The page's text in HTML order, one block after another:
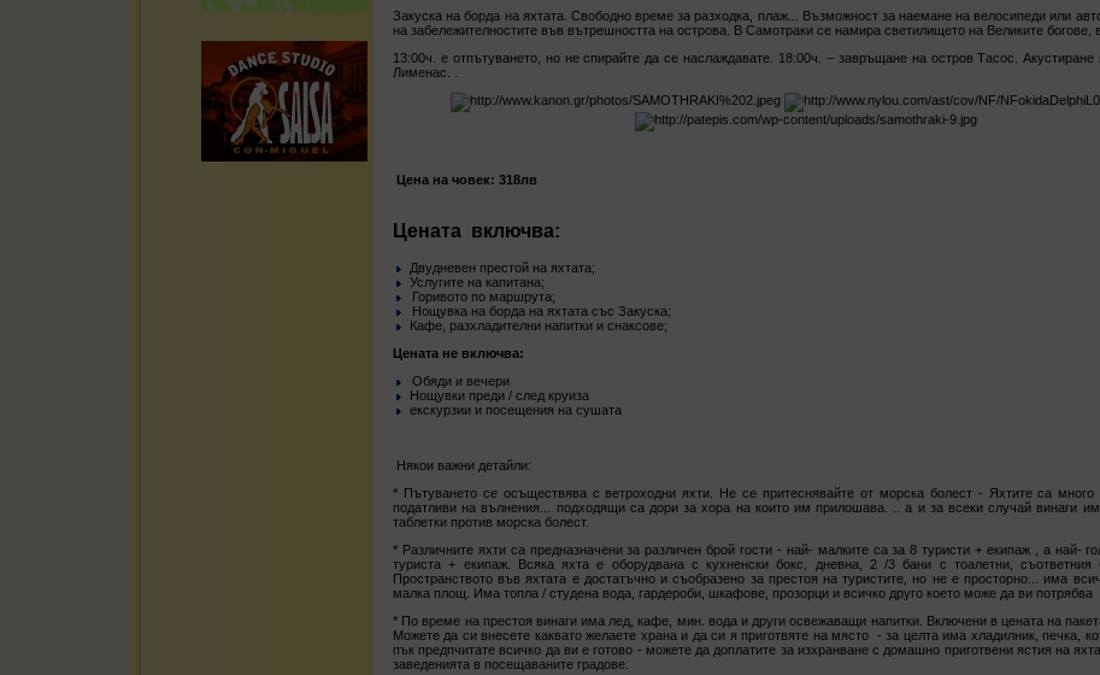
Закуска на борда на яхтата. Свободно време за разходка, плаж... Възможност за наемане на велосипеди или
на забележителностите във вътрешността на острова. В Самотраки се намира светилището на Великите богове,
13:00ч. е отпътуването, но не спирайте да се наслаждавате. 18:00ч. – завръщане на остров Тасос. Акустиране
Лименас. .
Цена на човек: 318лв
Цената включва:
Двудневен престой на яхтата;
Услугите на капитана;
Горивото по маршрута;
Нощувка на борда на яхтата със Закуска;
Кафе, разхладителни напитки и снаксове;
Цената не включва:
Обяди и вечери
Нощувки преди / след круиза
екскурзии и посещения на сушата
Някои важни детайли:
* Пътуването се осъществява с ветроходни яхти. Не се притеснявайте от морска болест - Яхтите са много
податливи на вълнения... подходящи са дори за хора на които им прилошава. .. а и за всеки случай винаги
таблетки против морска болест.
* Различните яхти са предназначени за различен брой гости - най- малките са за 8 туристи + екипаж , а най-
туриста + екипаж. Всяка яхта е оборудвана с кухненски бокс, дневна, 2 /3 бани с тоалетни, съответния
Пространството във яхтата е достатъчно и съобразено за престоя на туристите, но не е просторно... има
малка площ. Има топла / студена вода, гардероби, шкафове, прозорци и всичко друго което може да ви потрябва
* По време на престоя винаги има лед, кафе, мин. вода и други освежаващи напитки. Включени в цената на
Можете да си внесете каквато желаете храна и да си я приготвяте на място - за целта има хладилник, печка,
пък предпчитате всичко да ви е готово - можете да доплатите за изхранване с домашно приготвени ястия на
заведенията в посещаваните градове.